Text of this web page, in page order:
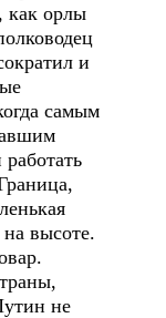
как орлы
и
самым
высоте.
не